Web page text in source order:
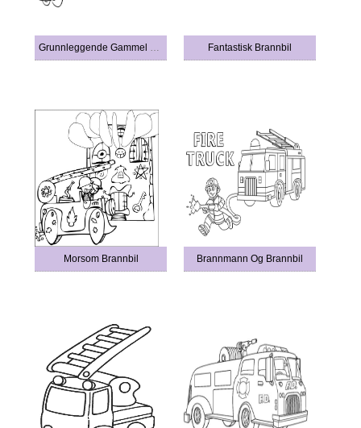
Grunnleggende Gammel Brannbil Fantastisk Brannbil
Morsom Brannbil Brannmann Og Brannbil